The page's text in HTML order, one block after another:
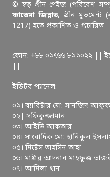
© স্বত্ব গ্রীন পেইজ (পরিবেশ
ফাতেমা জিন্নাত, গ্রীন মুভমেন্ট
1217) হতে প্রকাশিত ও প্রচারিত
ফোন: +৮৮ ০১৭৬৬ ৮১১০২২ ||
ইডিটর প্যানেল:
০১। ব্যারিষ্টার মো: সানজিদ
০২| সফিকুজ্জামান
০৩। আইভি আকতার
০৪। সাংবাদিক মো: হানিকুল
০৫। মিষ্টেস তাহসিন তাহা
০৬। মাষ্টার আদনান মাহফুজ
০৭। আমিলা খান